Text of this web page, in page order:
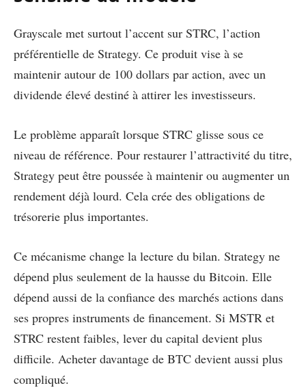
Grayscale met surtout l’accent sur STRC, l’action
préférentielle de Strategy. Ce produit vise à se
maintenir autour de 100 dollars par action, avec un
dividende élevé destiné à attirer les investisseurs.
Le problème apparaît lorsque STRC glisse sous ce
niveau de référence. Pour restaurer l’attractivité du titre,
Strategy peut être poussée à maintenir ou augmenter un
rendement déjà lourd. Cela crée des obligations de
trésorerie plus importantes.
Ce mécanisme change la lecture du bilan. Strategy ne
dépend plus seulement de la hausse du Bitcoin. Elle
dépend aussi de la confiance des marchés actions dans
ses propres instruments de financement. Si MSTR et
STRC restent faibles, lever du capital devient plus
difficile. Acheter davantage de BTC devient aussi plus
compliqué.